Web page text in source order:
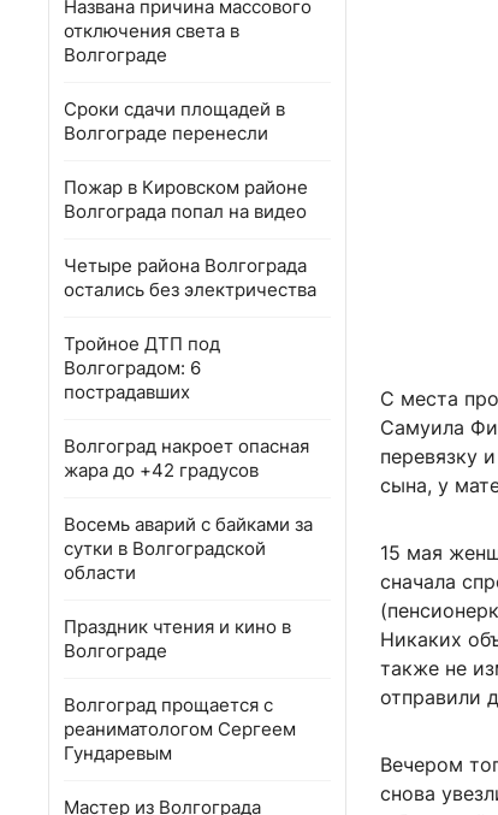
Названа причина массового
отключения света в
Волгограде
Сроки сдачи площадей в
Волгограде перенесли
Пожар в Кировском районе
Волгограда попал на видео
Четыре района Волгограда
остались без электричества
Тройное ДТП под
Волгоградом: 6
пострадавших
Волгоград накроет опасная
жара до +42 градусов
Восемь аварий с байками за
сутки в Волгоградской
области
Праздник чтения и кино в
Волгограде
Волгоград прощается с
реаниматологом Сергеем
Гундаревым
Мастер из Волгограда
С места
Самуила
перевязку
сына, у
15 мая
сначала
Никаких
также не
отправили
Вечером
снова